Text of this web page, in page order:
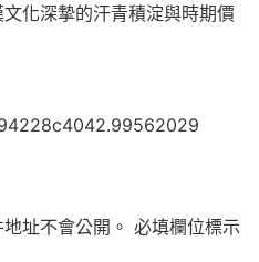
化深摯的汗青積淀與時期價
址不會公開。 必填欄位標示